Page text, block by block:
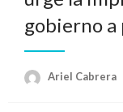
gobierno
Ariel Cabrera